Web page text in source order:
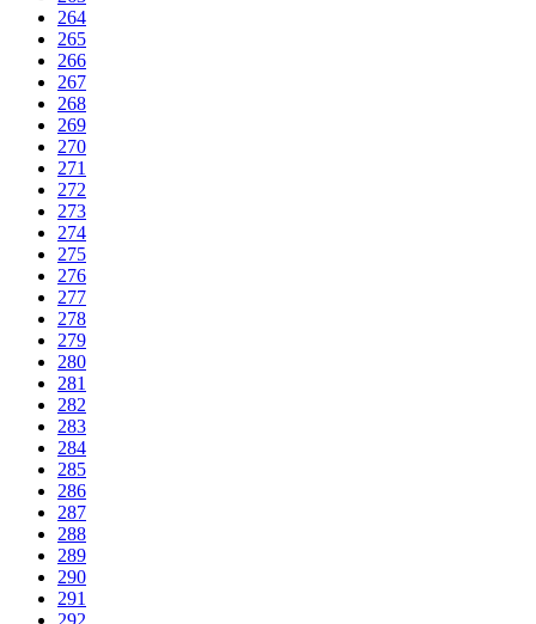
264
265
266
267
268
269
270
271
272
273
274
275
276
277
278
279
280
281
282
283
284
285
286
287
288
289
290
291